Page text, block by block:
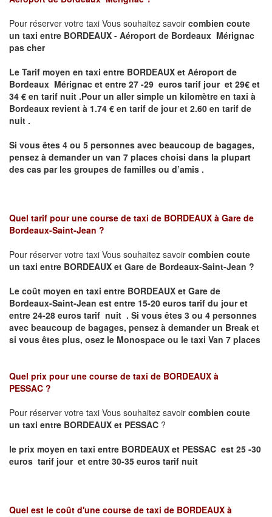
Pour réserver votre taxi Vous souhaitez savoir combien coute
un taxi entre BORDEAUX - Aéroport de Bordeaux Mérignac
pas cher
Le Tarif moyen en taxi entre BORDEAUX et Aéroport de
Bordeaux Mérignac et entre 27 -29 euros tarif jour et 29€ et
34 € en tarif nuit .Pour un aller simple un kilomètre en taxi à
Bordeaux revient à 1.74 € en tarif de jour et 2.60 en tarif de
nuit .
Si vous êtes 4 ou 5 personnes avec beaucoup de bagages,
pensez à demander un van 7 places choisi dans la plupart
des cas par les groupes de familles ou d’amis .
Quel tarif pour une course de taxi de BORDEAUX à Gare de
Bordeaux-Saint-Jean ?
Pour réserver votre taxi Vous souhaitez savoir combien coute
un taxi entre BORDEAUX et Gare de Bordeaux-Saint-Jean ?
Le coût moyen en taxi entre BORDEAUX et Gare de
Bordeaux-Saint-Jean est entre 15-20 euros tarif du jour et
entre 24-28 euros tarif nuit . Si vous êtes 3 ou 4 personnes
avec beaucoup de bagages, pensez à demander un Break et
si vous êtes plus, osez le Monospace ou le taxi Van 7 places
Quel prix pour une course de taxi de BORDEAUX à
PESSAC ?
Pour réserver votre taxi Vous souhaitez savoir combien coute
un taxi entre BORDEAUX et PESSAC ?
le prix moyen en taxi entre BORDEAUX et PESSAC est 25 -30
euros tarif jour et entre 30-35 euros tarif nuit
Quel est le coût d'une course de taxi de BORDEAUX à